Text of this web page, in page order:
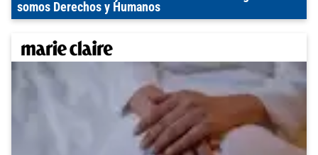
somos Derechos y Humanos